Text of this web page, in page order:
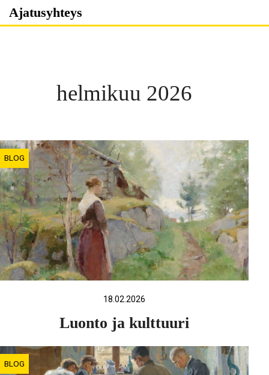
Skip
Ajatusyhteys
helmikuu 2026
BLOG
18.02.2026
Luonto ja kulttuuri
BLOG